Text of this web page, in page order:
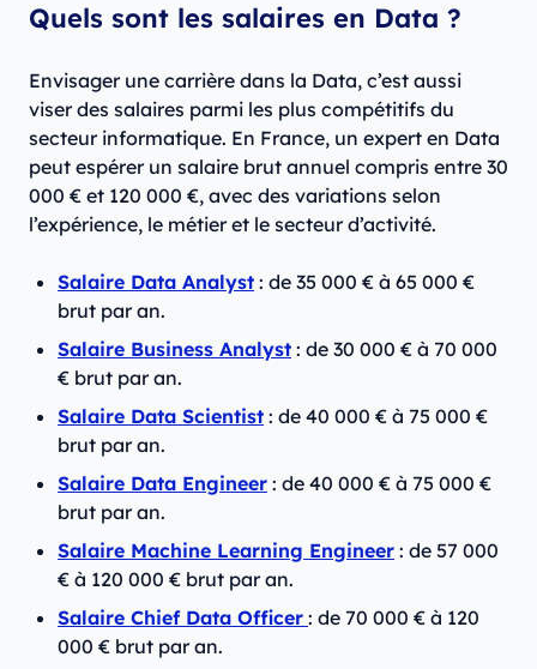
Quels sont les salaires en Data ?
Envisager une carrière dans la Data, c’est aussi
viser des salaires parmi les plus compétitifs du
secteur informatique. En France, un expert en Data
peut espérer un salaire brut annuel compris entre 30
000 € et 120 000 €, avec des variations selon
l’expérience, le métier et le secteur d’activité.
Salaire Data Analyst : de 35 000 € à 65 000 €
brut par an.
Salaire Business Analyst : de 30 000 € à 70 000
€ brut par an.
Salaire Data Scientist : de 40 000 € à 75 000 €
brut par an.
Salaire Data Engineer : de 40 000 € à 75 000 €
brut par an.
Salaire Machine Learning Engineer : de 57 000
€ à 120 000 € brut par an.
Salaire Chief Data Officer : de 70 000 € à 120
000 € brut par an.